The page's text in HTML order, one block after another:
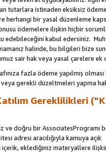
tutarlara istinaden eksiksiz
herhangi bir yasal düzenleme
ödemelere ilişkin hiçbir
edebileceğini kabul edersiniz.
halinde, bu bilgileri bize
sair hak veya yasal çarelere
fazla ödeme yapılmış
gerekli düzeltmeleri yapma
Gereklilikleri
ve doğru bir AssociatesProgramı
adresi aracılığıyla kamuya
içerik, eklediğiniz materyallere